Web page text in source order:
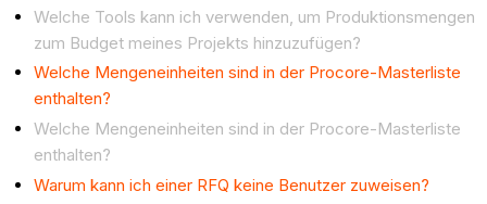
Welche Tools kann ich verwenden, um Produktionsmengen
zum Budget meines Projekts hinzuzufügen?
Welche Mengeneinheiten sind in der Procore-Masterliste
enthalten?
Welche Mengeneinheiten sind in der Procore-Masterliste
enthalten?
Warum kann ich einer RFQ keine Benutzer zuweisen?